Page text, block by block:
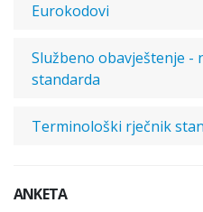
Eurokodovi
Službeno obavještenje -
standarda
Terminološki rječnik
ANKETA